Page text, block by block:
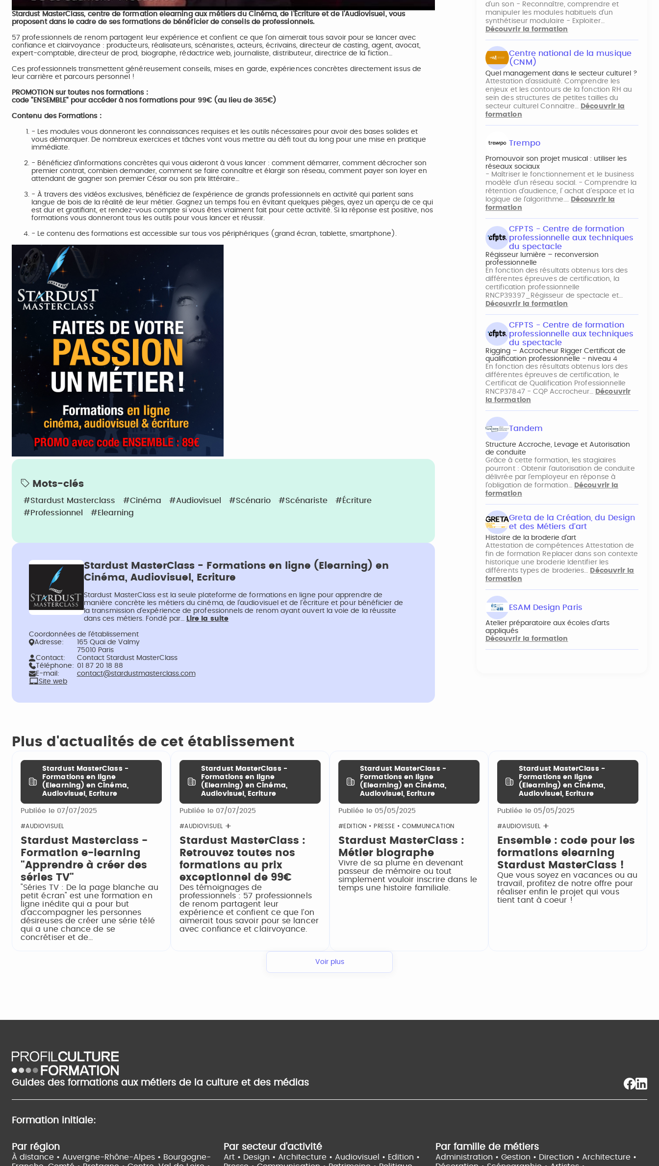
Stardust MasterClass, centre de formation elearning aux métiers du Cinéma, de l'Écriture et de l'Audiovisuel, vous
proposent dans le cadre de ses formations de bénéficier de conseils de professionnels.
57 professionnels de renom partagent leur expérience et confient ce que l’on aimerait tous savoir pour se lancer avec
confiance et clairvoyance : producteurs, réalisateurs, scénaristes, acteurs, écrivains, directeur de casting, agent, avocat,
expert-comptable, directeur de prod, biographe, rédactrice web, journaliste, distributeur, directrice de la fiction…
Ces professionnels transmettent généreusement conseils, mises en garde, expériences concrètes directement issus de
leur carrière et parcours personnel !
PROMOTION sur toutes nos formations :
code "ENSEMBLE" pour accéder à nos formations pour 99€ (au lieu de 365€)
Contenu des Formations :
- Les modules vous donneront les connaissances requises et les outils nécessaires pour avoir des bases solides et
vous démarquer. De nombreux exercices et tâches vont vous mettre au défi tout du long pour une mise en pratique
immédiate.
- Bénéficiez d’informations concrètes qui vous aideront à vous lancer : comment démarrer, comment décrocher son
premier contrat, combien demander, comment se faire connaître et élargir son réseau, comment payer son loyer en
attendant de gagner son premier César ou son prix littéraire…
- À travers des vidéos exclusives, bénéficiez de l’expérience de grands professionnels en activité qui parlent sans
langue de bois de la réalité de leur métier. Gagnez un temps fou en évitant quelques pièges, ayez un aperçu de ce qui
est dur et gratifiant, et rendez-vous compte si vous êtes vraiment fait pour cette activité. Si la réponse est positive, nos
formations vous donneront tous les outils pour vous lancer et réussir.
- Le contenu des formations est accessible sur tous vos périphériques (grand écran, tablette, smartphone).
Mots-clés
#Stardust Masterclass #Cinéma #Audiovisuel #Scénario #Scénariste
#écriture
#Professionnel
#Elearning
Stardust MasterClass - Formations en ligne (Elearning) en
Cinéma, Audiovisuel, Ecriture
Stardust MasterClass est la seule plateforme de formations en ligne pour apprendre de
manière concrète les métiers du cinéma, de l’audiovisuel et de l’écriture et pour bénéficier de
la transmission d’expérience de professionnels de renom ayant ouvert la voie de la réussite
dans ces métiers. Fondé par…
Lire la suite
Coordonnées de l’établissement
Adresse:
165 Quai de Valmy
75010 Paris
Contact:
Contact Stardust MasterClass
Téléphone: 01 87 20 18 88
E-mail:
contact@stardustmasterclass.com
Site web
d’un son - Reconnaître, comprendre et
manipuler les modules habituels d'un
synthétiseur modulaire - Exploiter…
Découvrir la formation
Centre national de la musique
(CNM)
Quel management dans le secteur culturel ?
Attestation d’assiduité. Comprendre les
enjeux et les contours de la fonction RH au
sein des structures de petites tailles du
secteur culturel Connaitre… Découvrir la
formation
Trempo
Promouvoir son projet musical : utiliser les
réseaux sociaux
- Maîtriser le fonctionnement et le business
modèle d’un réseau social. - Comprendre la
rétention d’audience, l’ achat d’espace et la
logique de l’algorithme.… Découvrir la
formation
CFPTS - Centre de formation
professionnelle aux techniques
du spectacle
Régisseur lumière – reconversion
professionnelle
En fonction des résultats obtenus lors des
différentes épreuves de certification, la
certification professionnelle
RNCP39397_Régisseur de spectacle et…
Découvrir la formation
CFPTS - Centre de formation
professionnelle aux techniques
du spectacle
Rigging – Accrocheur Rigger Certificat de
qualification professionnelle - niveau 4
En fonction des résultats obtenus lors des
différentes épreuves de certification, le
Certificat de Qualification Professionnelle
RNCP37847 - CQP Accrocheur… Découvrir
la formation
Tandem
Structure Accroche, Levage et Autorisation
de conduite
Grâce à cette formation, les stagiaires
pourront : Obtenir l’autorisation de conduite
délivrée par l’employeur en réponse à
l’obligation de formation…
Découvrir la
formation
Greta de la Création, du Design
et des Métiers d'art
Histoire de la broderie d'art
Attestation de compétences Attestation de
fin de formation Replacer dans son contexte
historique une broderie Identifier les
différents types de broderies… Découvrir la
formation
ESAM Design Paris
Atelier préparatoire aux écoles d'arts
appliqués
Découvrir la formation
Plus d'actualités de cet établissement
Stardust MasterClass -
Formations en ligne
(Elearning) en Cinéma,
Audiovisuel, Ecriture
Publiée le 07/07/2025
#AUDIOVISUEL
Stardust Masterclass -
Formation e-learning
"Apprendre à créer des
séries TV"
"Séries TV : De la page blanche au
petit écran" est une formation en
ligne inédite qui a pour but
d’accompagner les personnes
désireuses de créer une série télé
qui a une chance de se
concrétiser et de…
Stardust MasterClass -
Formations en ligne
(Elearning) en Cinéma,
Audiovisuel, Ecriture
Publiée le 07/07/2025
#AUDIOVISUEL
Stardust MasterClass :
Retrouvez toutes nos
formations au prix
exceptionnel de 99€
Des témoignages de
professionnels : 57 professionnels
de renom partagent leur
expérience et confient ce que l’on
aimerait tous savoir pour se lancer
avec confiance et clairvoyance.
Stardust MasterClass -
Formations en ligne
(Elearning) en Cinéma,
Audiovisuel, Ecriture
Publiée le 05/05/2025
#EDITION • PRESSE • COMMUNICATION
Stardust MasterClass :
Métier biographe
Vivre de sa plume en devenant
passeur de mémoire ou tout
simplement vouloir inscrire dans le
temps une histoire familiale.
Stardust MasterClass -
Formations en ligne
(Elearning) en Cinéma,
Audiovisuel, Ecriture
Publiée le 05/05/2025
#AUDIOVISUEL
Ensemble : code pour les
formations elearning
Stardust MasterClass !
Que vous soyez en vacances ou au
travail, profitez de notre offre pour
réaliser enfin le projet qui vous
tient tant à coeur !
Voir plus
Guides des formations aux métiers de la culture et des médias
Formation initiale:
Par région
À distance • Auvergne-Rhône-Alpes • Bourgogne-
Par secteur d'activité
Art • Design • Architecture • Audiovisuel • Edition •
Par famille de métiers
Administration • Gestion • Direction • Architecture •